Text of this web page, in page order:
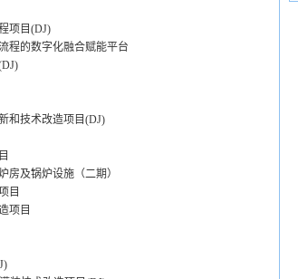
项目(DJ)
程的数字化融合赋能平台
和技术改造项目(DJ)
房及锅炉设施（二期）
目
项目